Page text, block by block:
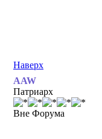
Наверх
AAW
Патриарх
Вне Форума